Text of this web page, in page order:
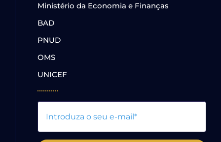
Ministério da Economia e Finanças
BAD
PNUD
OMS
UNICEF